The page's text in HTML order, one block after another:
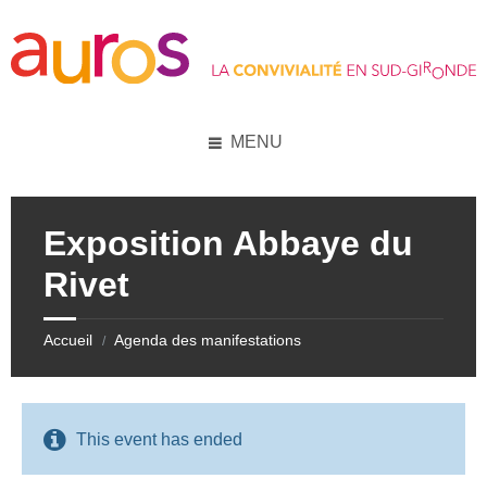
content
left
sidebar
right
sidebar
footer
MENU
Exposition Abbaye du
Rivet
Accueil / Agenda des manifestations
This event has ended